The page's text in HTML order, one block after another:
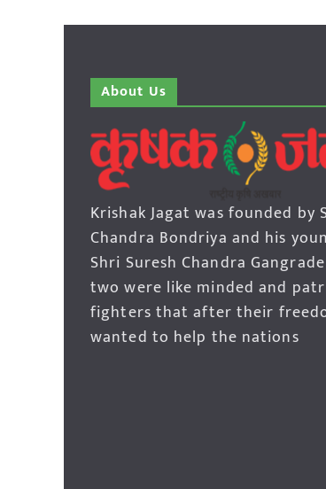
About Us
Krishak Jagat was founded by
Chandra Bondriya and his
Shri Suresh Chandra
two were like minded and
fighters that after their
wanted to help the nations